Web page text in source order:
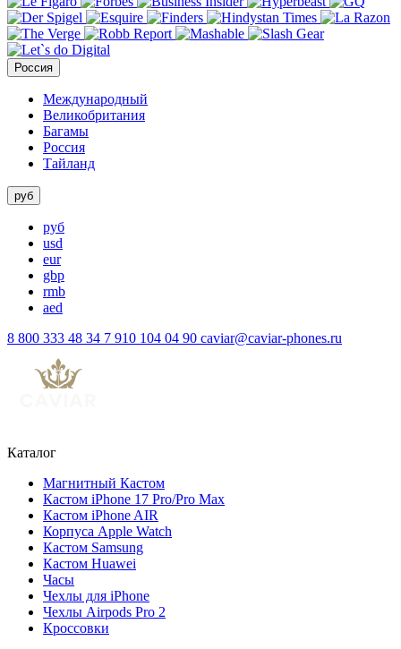
Россия
Международный
Великобритания
Багамы
Россия
Тайланд
руб
руб
usd
eur
gbp
rmb
aed
8 800 333 48 34 7 910 104 04 90 caviar@caviar-phones.ru
Каталог
Магнитный Кастом
Кастом iPhone 17 Pro/Pro Max
Кастом iPhone AIR
Корпуса Apple Watch
Кастом Samsung
Кастом Huawei
Часы
Чехлы для iPhone
Чехлы Airpods Pro 2
Кроссовки